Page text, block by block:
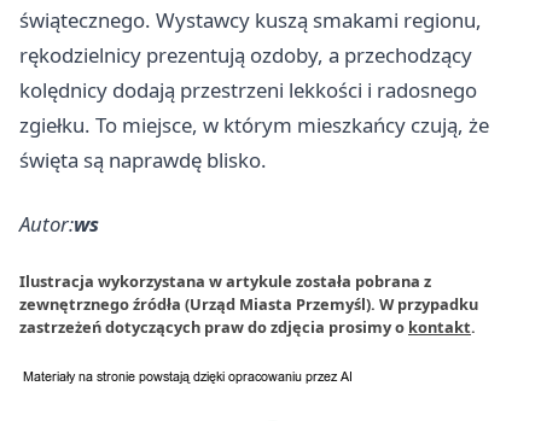
świątecznego. Wystawcy kuszą smakami regionu,
rękodzielnicy prezentują ozdoby, a przechodzący
kolędnicy dodają przestrzeni lekkości i radosnego
zgiełku. To miejsce, w którym mieszkańcy czują, że
święta są naprawdę blisko.
Autor:ws
Ilustracja wykorzystana w artykule została pobrana z
zewnętrznego źródła (Urząd Miasta Przemyśl). W przypadku
zastrzeżeń dotyczących praw do zdjęcia prosimy o kontakt.